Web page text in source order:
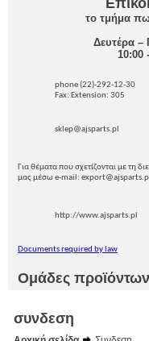
το τμήμα
Δευτέρα –
10:00
phone (22)-292-12-30
Fax: Extension: 305
sklep@ajsparts.pl
Για θέματα που σχετίζονται με τη
μας μέσω e-mail:
http://www.ajsparts.pl
Documents required by law
Ομάδες προϊόντων
συνδεση